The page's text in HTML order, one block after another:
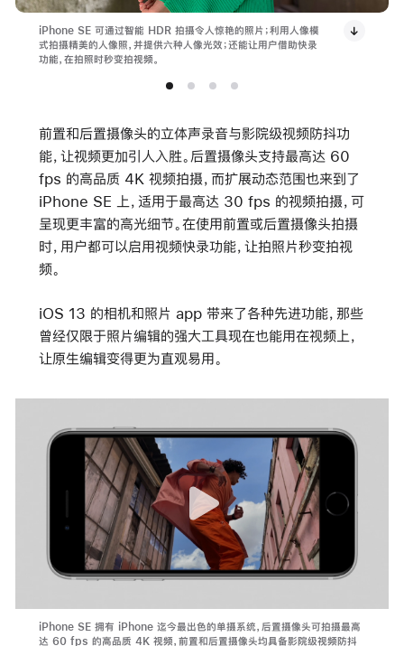
iPhone SE 可通过智能 HDR 拍摄令人惊艳的照片；利用人像模
式拍摄精美的人像照，并提供六种人像光效；还能让用户借助快录
功能，在拍照时秒变拍视频。
前置和后置摄像头的立体声录音与影院级视频防抖功
能，让视频更加引人入胜。后置摄像头支持最高达 60
fps 的高品质 4K 视频拍摄，而扩展动态范围也来到了
iPhone SE 上，适用于最高达 30 fps 的视频拍摄，可
呈现更丰富的高光细节。在使用前置或后置摄像头拍摄
时，用户都可以启用视频快录功能，让拍照片秒变拍视
频。
iOS 13 的相机和照片 app 带来了各种先进功能，那些
曾经仅限于照片编辑的强大工具现在也能用在视频上，
让原生编辑变得更为直观易用。
iPhone SE 拥有 iPhone 迄今最出色的单摄系统，后置摄像头可拍摄最高
达 60 fps 的高品质 4K 视频，前置和后置摄像头均具备影院级视频防抖